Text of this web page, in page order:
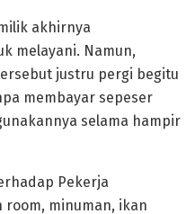
akhirnya
melayani. Namun,
justru pergi begitu
membayar sepeser
selama hampir
Pekerja
minuman, ikan